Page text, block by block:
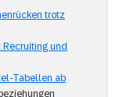
trotz
und
Tabellen ab